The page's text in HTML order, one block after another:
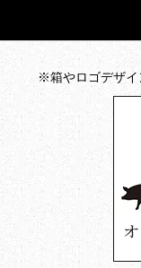
焼肉の通販、お取り寄
※箱やロゴデザイ